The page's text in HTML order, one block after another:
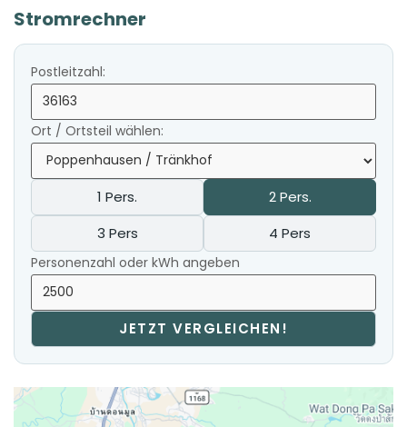
Stromrechner
Postleitzahl:
Ort / Ortsteil wählen:
1 Pers.
2 Pers.
3 Pers
4 Pers
Personenzahl oder kWh angeben
JETZT VERGLEICHEN!